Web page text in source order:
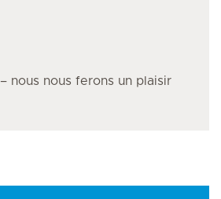
– nous nous ferons un plaisir